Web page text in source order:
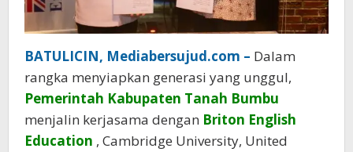
BATULICIN, Mediabersujud.com – Dalam
rangka menyiapkan generasi yang unggul,
Pemerintah Kabupaten Tanah Bumbu
menjalin kerjasama dengan Briton English
Education , Cambridge University, United